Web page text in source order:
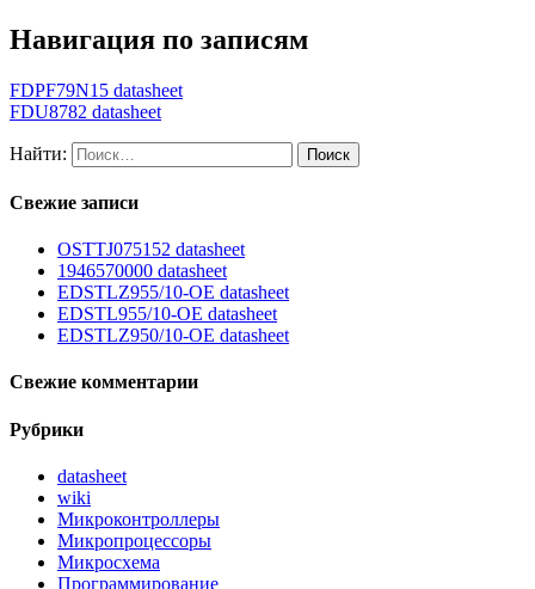
Навигация по записям
FDPF79N15 datasheet
FDU8782 datasheet
Найти:
Свежие записи
OSTTJ075152 datasheet
1946570000 datasheet
EDSTLZ955/10-OE datasheet
EDSTL955/10-OE datasheet
EDSTLZ950/10-OE datasheet
Свежие комментарии
Рубрики
datasheet
wiki
Микроконтроллеры
Микропроцессоры
Микросхема
Программирование